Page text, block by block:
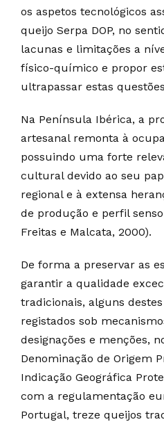
os aspetos tecnológicos
queijo Serpa DOP, no
lacunas e limitações a
físico-químico e propor
ultrapassar estas
Na Península Ibérica, a
artesanal remonta à
possuindo uma forte
cultural devido ao seu
regional e à extensa
de produção e perfil
Freitas e Malcata, 2000).
De forma a preservar as
garantir a qualidade
tradicionais, alguns
registados sob
designações e menções,
Denominação de Origem
Indicação Geográfica
com a regulamentação
Portugal, treze queijos